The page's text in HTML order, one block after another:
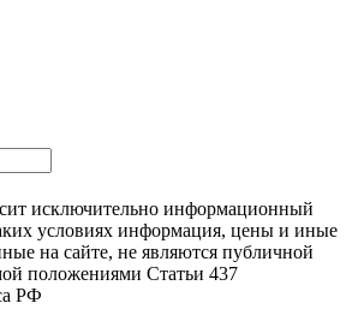
исключительно информационный
условиях информация, цены и иные
на сайте, не являются публичной
положениями Статьи 437
РФ